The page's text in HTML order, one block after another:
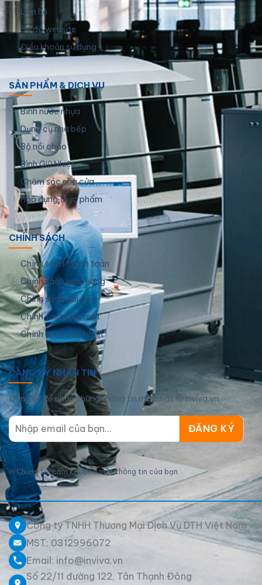
Liên hệ
Sơ đồ website
Điều khoản sử dụng
SẢN PHẨM & DỊCH VỤ
Bình nước nhựa
Dụng cụ nhà bếp
Bộ nồi chảo
Bình Giữ Nhiệt
Chăm sóc nhà cửa
Hộp đựng thực phẩm
CHÍNH SÁCH
Chính sách thanh toán
Chính sách giao hàng
Chính sách đổi trả
Chính sách bảo mật
Chính sách bảo hành
ĐĂNG KÝ NHẬN TIN
Đăng ký để nhận những thông tin mới nhất từ inviva.vn
✉ Chúng tôi cam kết bảo mật thông tin của bạn.
Công ty TNHH Thương Mại Dịch Vụ DTH Việt Nam
MST: 0312996072
Email: info@inviva.vn
Số 22/11 đường 122, Tân Thạnh Đông